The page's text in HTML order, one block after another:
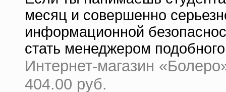
месяц и совершенно
информационной
стать менеджером
Интернет-магазин
404.00 руб.